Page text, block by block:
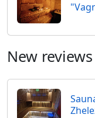
New reviews